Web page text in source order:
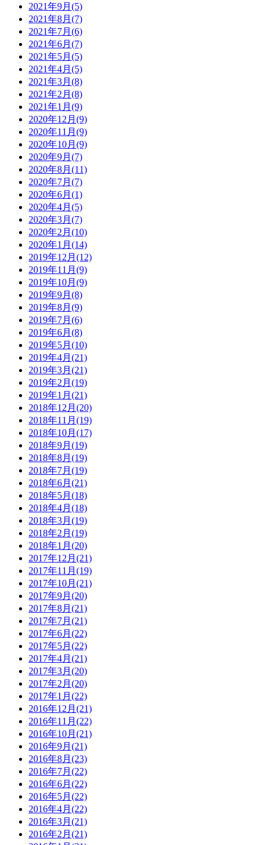
2021年9月(5)
2021年8月(7)
2021年7月(6)
2021年6月(7)
2021年5月(5)
2021年4月(5)
2021年3月(8)
2021年2月(8)
2021年1月(9)
2020年12月(9)
2020年11月(9)
2020年10月(9)
2020年9月(7)
2020年8月(11)
2020年7月(7)
2020年6月(1)
2020年4月(5)
2020年3月(7)
2020年2月(10)
2020年1月(14)
2019年12月(12)
2019年11月(9)
2019年10月(9)
2019年9月(8)
2019年8月(9)
2019年7月(6)
2019年6月(8)
2019年5月(10)
2019年4月(21)
2019年3月(21)
2019年2月(19)
2019年1月(21)
2018年12月(20)
2018年11月(19)
2018年10月(17)
2018年9月(19)
2018年8月(19)
2018年7月(19)
2018年6月(21)
2018年5月(18)
2018年4月(18)
2018年3月(19)
2018年2月(19)
2018年1月(20)
2017年12月(21)
2017年11月(19)
2017年10月(21)
2017年9月(20)
2017年8月(21)
2017年7月(21)
2017年6月(22)
2017年5月(22)
2017年4月(21)
2017年3月(20)
2017年2月(20)
2017年1月(22)
2016年12月(21)
2016年11月(22)
2016年10月(21)
2016年9月(21)
2016年8月(23)
2016年7月(22)
2016年6月(22)
2016年5月(22)
2016年4月(22)
2016年3月(21)
2016年2月(21)